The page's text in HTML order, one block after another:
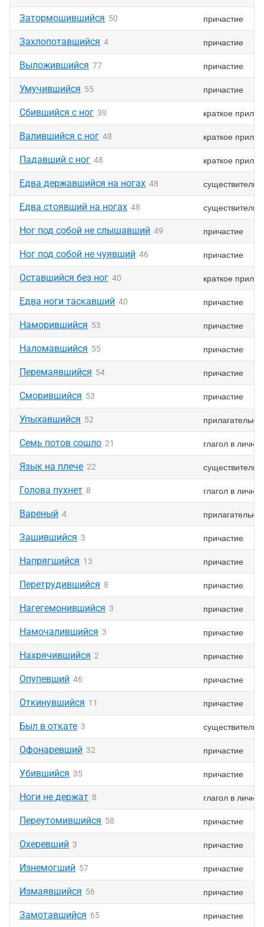
Затормошившийся 50 причастие
Захлопотавшийся 4 причастие
Выложившийся 77 причастие
Умучившийся 55 причастие
Сбившийся с ног 39 краткое
Валившийся с ног 48 краткое
Падавший с ног 48 краткое
Едва державшийся на ногах 48
Едва стоявший на ногах 48
Ног под собой не слышавший 49 причастие
Ног под собой не чуявший 46 причастие
Оставшийся без ног 40 краткое
Едва ноги таскавший 40 причастие
Наморившийся 53 причастие
Наломавшийся 55 причастие
Перемаявшийся 54 причастие
Сморившийся 53 причастие
Упыхавшийся 52
Семь потов сошло 21 глагол в
Язык на плече 22
Голова пухнет 8 глагол в
Вареный 4
Зашившийся 3 причастие
Напрягшийся 13 причастие
Перетрудившийся 8 причастие
Нагегемонившийся 3 причастие
Намочалившийся 3 причастие
Нахрячившийся 2 причастие
Опупевший 46 причастие
Откинувшийся 11 причастие
Был в откате 3
Офонаревший 32 причастие
Убившийся 35 причастие
Ноги не держат 8 глагол в
Переутомившийся 58 причастие
Охеревший 3 причастие
Изнемогший 57 причастие
Измаявшийся 56 причастие
Замотавшийся 65 причастие